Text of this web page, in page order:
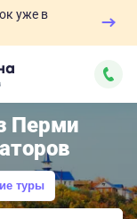
уже в
Перми
туры